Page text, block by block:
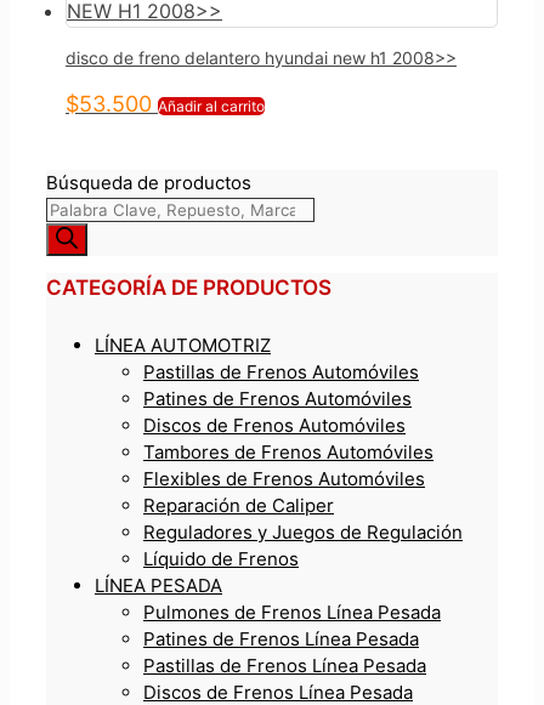
disco de freno delantero hyundai new h1 2008>>
$53.500 Añadir al carrito
Búsqueda de productos
CATEGORÍA DE PRODUCTOS
LÍNEA AUTOMOTRIZ
Pastillas de Frenos Automóviles
Patines de Frenos Automóviles
Discos de Frenos Automóviles
Tambores de Frenos Automóviles
Flexibles de Frenos Automóviles
Reparación de Caliper
Reguladores y Juegos de Regulación
Líquido de Frenos
LÍNEA PESADA
Pulmones de Frenos Línea Pesada
Patines de Frenos Línea Pesada
Pastillas de Frenos Línea Pesada
Discos de Frenos Línea Pesada